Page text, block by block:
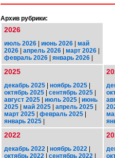
Архив рубрики:
2026
июль 2026 | июнь 2026 | май
2026 | апрель 2026 | март 2026 |
февраль 2026 | январь 2026 |
2025
декабрь 2025 | ноябрь 2025 |
октябрь 2025 | сентябрь 2025 |
август 2025 | июль 2025 | июнь
2025 | май 2025 | апрель 2025 |
март 2025 | февраль 2025 |
январь 2025 |
2022
декабрь 2022 | ноябрь 2022 |
октябрь 2022 | сентябрь 2022 |